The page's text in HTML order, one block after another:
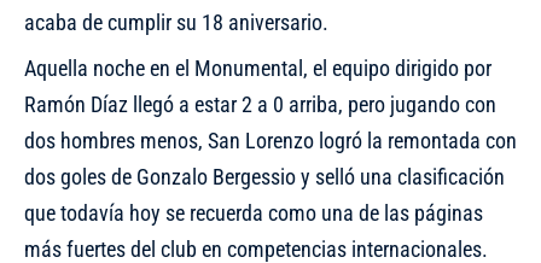
acaba de cumplir su 18 aniversario.
Aquella noche en el Monumental, el equipo dirigido por
Ramón Díaz llegó a estar 2 a 0 arriba, pero jugando con
dos hombres menos, San Lorenzo logró la remontada con
dos goles de Gonzalo Bergessio y selló una clasificación
que todavía hoy se recuerda como una de las páginas
más fuertes del club en competencias internacionales.